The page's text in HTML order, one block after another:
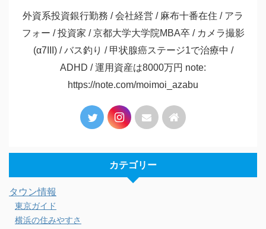
外資系投資銀行勤務 / 会社経営 / 麻布十番在住 / アラ
フォー / 投資家 / 京都大学大学院MBA卒 / カメラ撮影
(α7III) / バス釣り / 甲状腺癌ステージ1で治療中 /
ADHD / 運用資産は8000万円 note:
https://note.com/moimoi_azabu
カテゴリー
タウン情報
東京ガイド
横浜の住みやすさ